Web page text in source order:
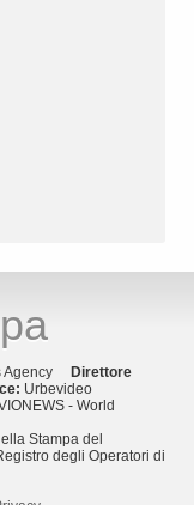
Agency Direttore
Urbevideo
- World
Stampa del
degli Operatori di